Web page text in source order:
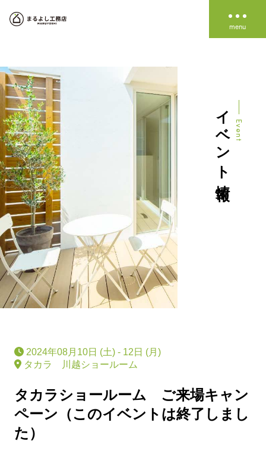
about us
私たちの家づくり
私たちのこと
家づくりの進め方
資金のこと
work
施工事例
line up
LINE UP
Simple note
High end
event
イベント情報
information
お知らせ
blog
ブログ
資料請求 イベント予約
Event
イベント情報
2024年08月10日 (土) - 12日 (月)
タカラ 川越ショールーム
タカラショールーム ご来場キャン
ペーン（このイベントは終了しまし
た）